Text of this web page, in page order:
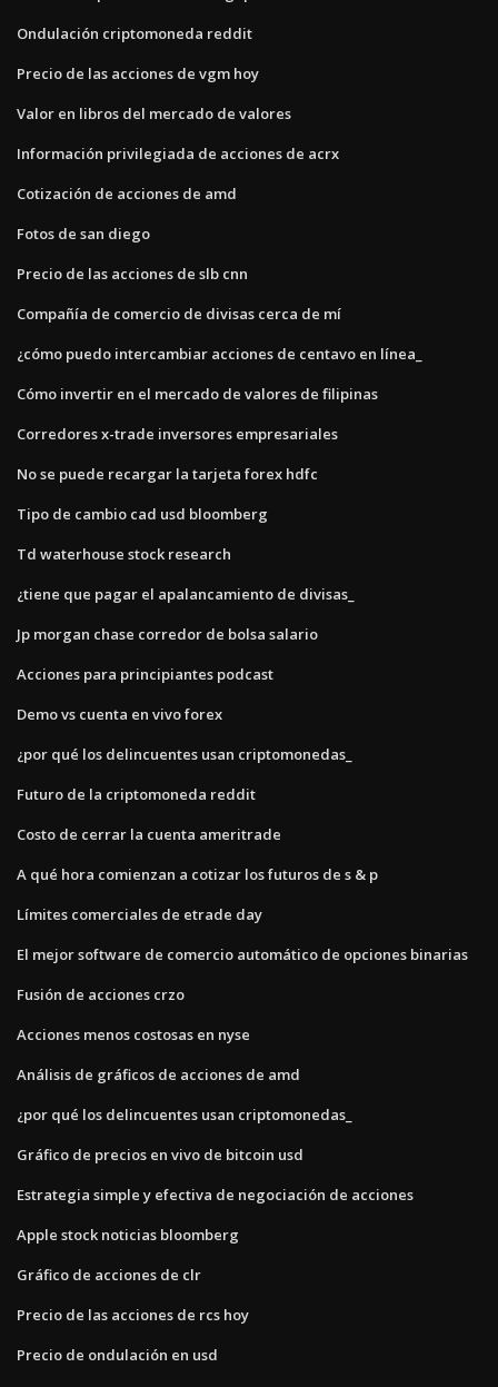
Ondulación criptomoneda reddit
Precio de las acciones de vgm hoy
Valor en libros del mercado de valores
Información privilegiada de acciones de acrx
Cotización de acciones de amd
Fotos de san diego
Precio de las acciones de slb cnn
Compañía de comercio de divisas cerca de mí
¿cómo puedo intercambiar acciones de centavo en línea_
Cómo invertir en el mercado de valores de filipinas
Corredores x-trade inversores empresariales
No se puede recargar la tarjeta forex hdfc
Tipo de cambio cad usd bloomberg
Td waterhouse stock research
¿tiene que pagar el apalancamiento de divisas_
Jp morgan chase corredor de bolsa salario
Acciones para principiantes podcast
Demo vs cuenta en vivo forex
¿por qué los delincuentes usan criptomonedas_
Futuro de la criptomoneda reddit
Costo de cerrar la cuenta ameritrade
A qué hora comienzan a cotizar los futuros de s & p
Límites comerciales de etrade day
El mejor software de comercio automático de opciones binarias
Fusión de acciones crzo
Acciones menos costosas en nyse
Análisis de gráficos de acciones de amd
¿por qué los delincuentes usan criptomonedas_
Gráfico de precios en vivo de bitcoin usd
Estrategia simple y efectiva de negociación de acciones
Apple stock noticias bloomberg
Gráfico de acciones de clr
Precio de las acciones de rcs hoy
Precio de ondulación en usd